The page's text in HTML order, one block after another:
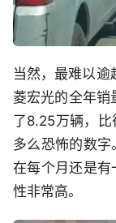
当然，最难以
菱宏光的全年销
了8.25万辆，
多么恐怖的数
在每个月还是有
性非常高。